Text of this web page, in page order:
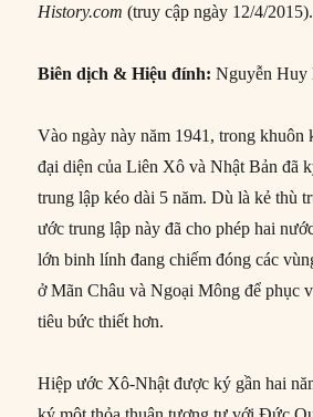
History.com (truy cập ngày 12/4/2015).
Biên dịch & Hiệu đính: Nguyễn Huy
Vào ngày này năm 1941, trong khuôn
đại diện của Liên Xô và Nhật Bản đã
trung lập kéo dài 5 năm. Dù là kẻ thù
ước trung lập này đã cho phép hai
lớn binh lính đang chiếm đóng các
ở Mãn Châu và Ngoại Mông để phục
tiêu bức thiết hơn.
Hiệp ước Xô-Nhật được ký gần hai